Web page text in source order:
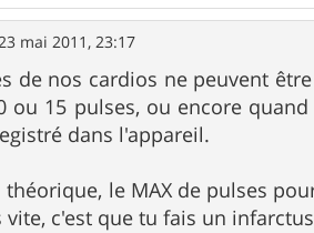
mai 2011, 23:17
de nos cardios ne peuvent
ou 15 pulses, ou encore
dans l'appareil.
le MAX de pulses
vite, c'est que tu fais un